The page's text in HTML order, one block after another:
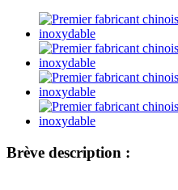
Brève description :